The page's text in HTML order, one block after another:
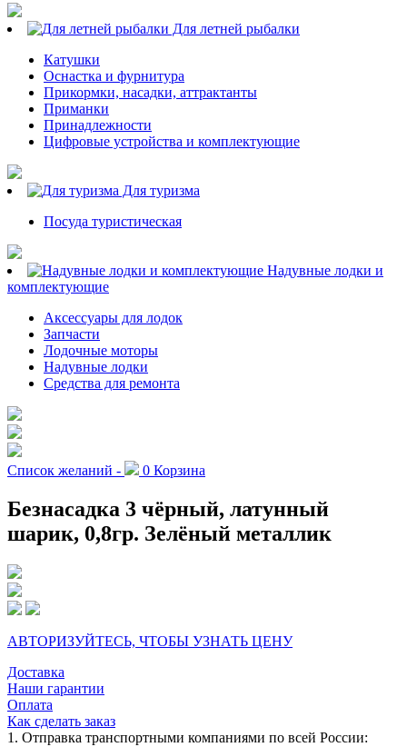
Для летней рыбалки
Катушки
Оснастка и фурнитура
Прикормки, насадки, аттрактанты
Приманки
Принадлежности
Цифровые устройства и комплектующие
Для туризма
Посуда туристическая
Надувные лодки и
комплектующие
Аксессуары для лодок
Запчасти
Лодочные моторы
Надувные лодки
Средства для ремонта
Список желаний - 0 Корзина
Безнасадка 3 чёрный, латунный
шарик, 0,8гр. Зелёный металлик
АВТОРИЗУЙТЕСЬ, ЧТОБЫ УЗНАТЬ ЦЕНУ
Доставка
Наши гарантии
Оплата
Как сделать заказ
1. Отправка транспортными компаниями по всей России: